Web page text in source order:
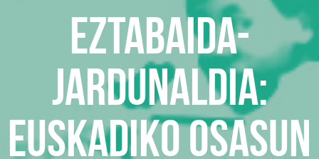
EZTABAIDA-
JARDUNALDIA:
EUSKADIKO OSASUN